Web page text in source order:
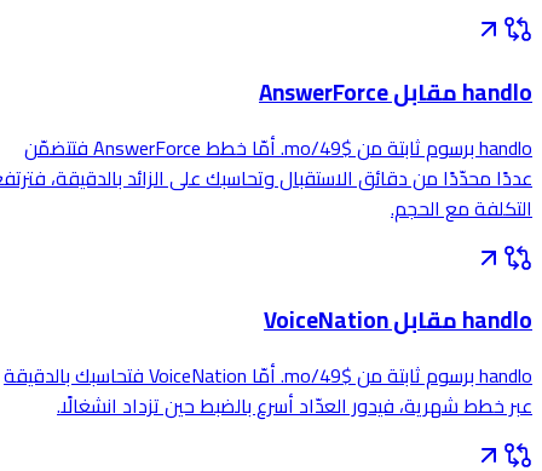
handlo مقابل AnswerForce
handlo برسوم ثابتة من $49/mo. أمّا خطط AnswerForce فتتضمّن
عددًا محدّدًا من دقائق الاستقبال وتحاسبك على الزائد بالدقيقة، فترتفع
التكلفة مع الحجم.
handlo مقابل VoiceNation
handlo برسوم ثابتة من $49/mo. أمّا VoiceNation فتحاسبك بالدقيقة
عبر خطط شهرية، فيدور العدّاد أسرع بالضبط حين تزداد انشغالًا.